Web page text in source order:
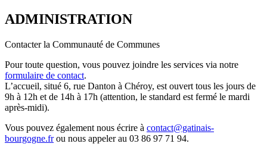
ADMINISTRATION
Contacter la Communauté de Communes
Pour toute question, vous pouvez joindre les services via notre
formulaire de contact.
L’accueil, situé 6, rue Danton à Chéroy, est ouvert tous les jours de
9h à 12h et de 14h à 17h (attention, le standard est fermé le mardi
après-midi).
Vous pouvez également nous écrire à contact@gatinais-
bourgogne.frou nous appeler au 03 86 97 71 94.